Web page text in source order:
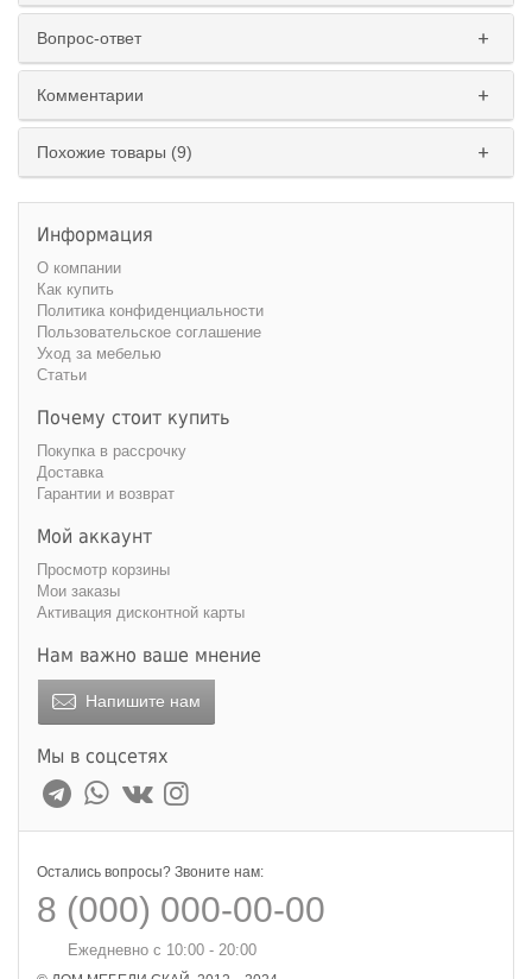
Вопрос-ответ
Комментарии
Похожие товары (9)
Информация
О компании
Как купить
Политика конфиденциальности
Пользовательское соглашение
Уход за мебелью
Статьи
Почему стоит купить
Покупка в рассрочку
Доставка
Гарантии и возврат
Мой аккаунт
Просмотр корзины
Мои заказы
Активация дисконтной карты
Нам важно ваше мнение
Напишите нам
Мы в соцсетях
Остались вопросы? Звоните нам:
8 (000) 000-00-00
Ежедневно с 10:00 - 20:00